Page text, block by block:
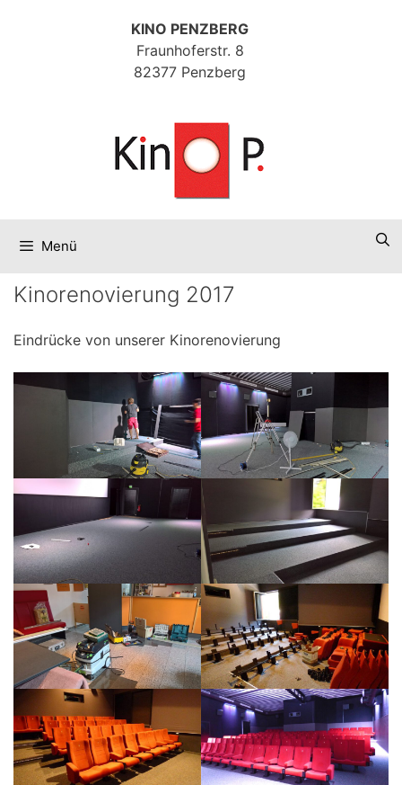
KINO PENZBERG
Fraunhoferstr. 8
82377 Penzberg
Menü
Kinorenovierung 2017
Eindrücke von unserer Kinorenovierung